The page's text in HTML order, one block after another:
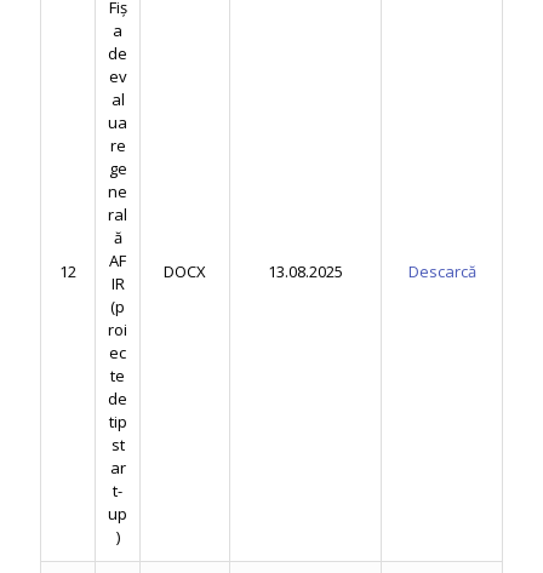
12
Fiș
a
de
ev
al
ua
re
ge
ne
ral
ă
AF
IR
(p
roi
ec
te
de
tip
st
ar
t-
up
)
DOCX 13.08.2025 Descarcă